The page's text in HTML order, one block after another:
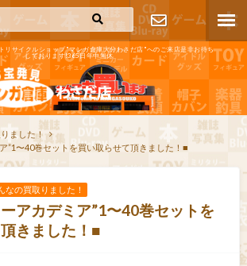
リサイクルショップ"マンガ倉庫大分わさだ店"へのご来店是非お待ち
しております!365日年中無休
お問い合わ
せ
ました！
”1〜40巻セットを買い取らせて頂きました！■
なの買取りました！
アカデミア”1〜40巻セットを
きました！■